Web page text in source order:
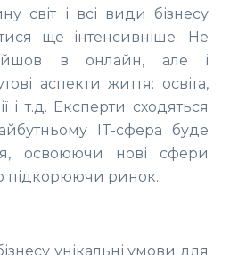
світ і всі види бізнесу
ще інтенсивніше. Не
в онлайн, але і
аспекти життя: освіта,
і т.д. Експерти сходяться
IT-сфера буде
освоюючи нові сфери
підкорюючи ринок.
унікальні умови для